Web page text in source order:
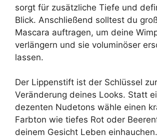
sorgt für zusätzliche Tiefe und
Blick. Anschließend solltest du
Mascara auftragen, um deine
verlängern und sie voluminöser
lassen.
Der Lippenstift ist der Schlüssel zur
Veränderung deines Looks. Statt
dezenten Nudetons wähle einen
Farbton wie tiefes Rot oder
deinem Gesicht Leben